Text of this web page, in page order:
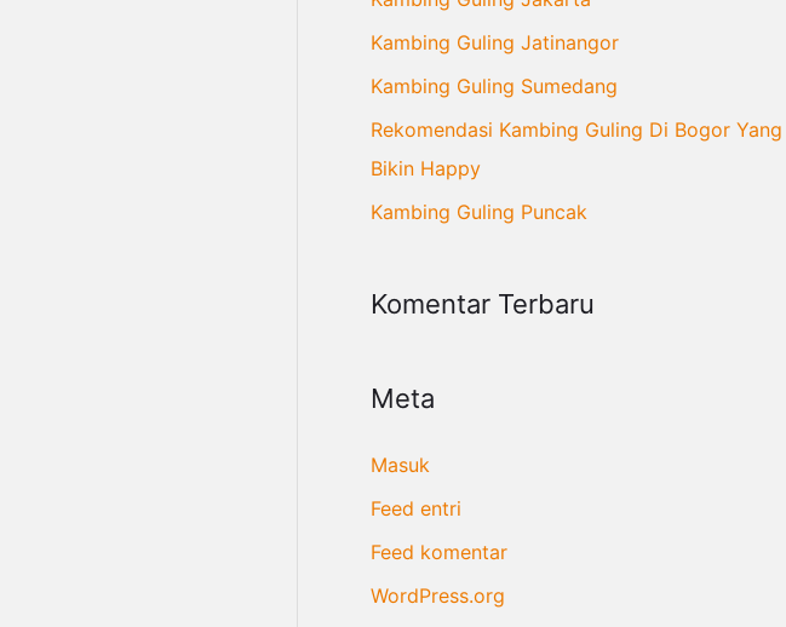
k
:
Kambing Guling Jatinangor
Kambing Guling Sumedang
Rekomendasi Kambing Guling Di Bogor Yang
Bikin Happy
Kambing Guling Puncak
Komentar Terbaru
Meta
Masuk
Feed entri
Feed komentar
WordPress.org